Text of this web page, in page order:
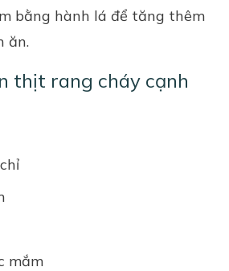
bằng hành lá để tăng thêm
ăn.
thịt rang cháy cạnh
mắm